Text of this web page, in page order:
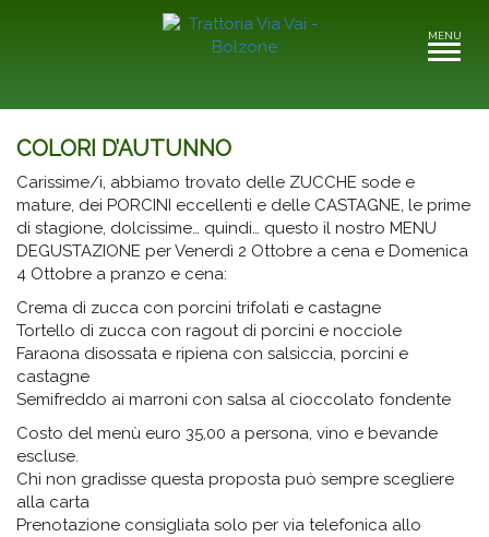
MENU
Toggle
COLORI D’AUTUNNO
Carissime/i, abbiamo trovato delle ZUCCHE sode e
mature, dei PORCINI eccellenti e delle CASTAGNE, le prime
di stagione, dolcissime… quindi… questo il nostro MENU
DEGUSTAZIONE per Venerdì 2 Ottobre a cena e Domenica
4 Ottobre a pranzo e cena:
Crema di zucca con porcini trifolati e castagne
Tortello di zucca con ragout di porcini e nocciole
Faraona disossata e ripiena con salsiccia, porcini e
castagne
Semifreddo ai marroni con salsa al cioccolato fondente
Costo del menù euro 35,00 a persona, vino e bevande
escluse.
Chi non gradisse questa proposta può sempre scegliere
alla carta
Prenotazione consigliata solo per via telefonica allo